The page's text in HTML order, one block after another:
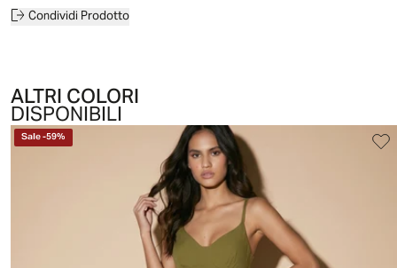
Condividi Prodotto
ALTRI COLORI
DISPONIBILI
Sale-59%